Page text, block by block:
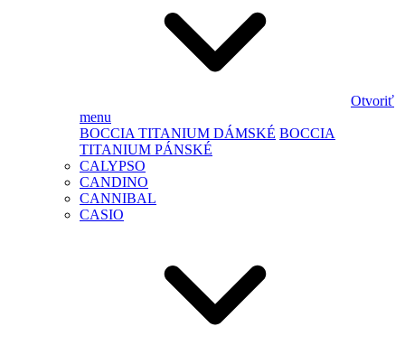
Otvoriť
menu
BOCCIA TITANIUM DÁMSKÉ BOCCIA
TITANIUM PÁNSKÉ
CALYPSO
CANDINO
CANNIBAL
CASIO